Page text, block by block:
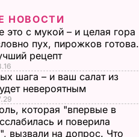
НОВОСТИ
это с мукой – и целая гора
пух, пирожков готова.
рецепт
шага – и ваш салат из
невероятным
которая "впервые в
и поверила
вызвали на допрос. Что